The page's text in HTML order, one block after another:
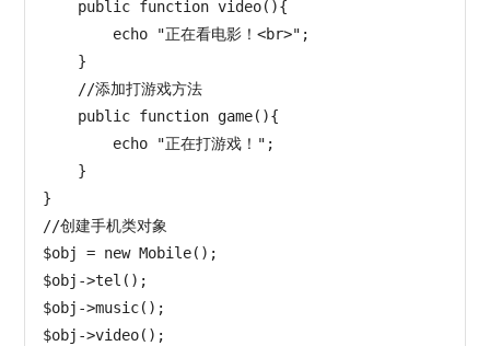
    public function video(){
        echo "正在看电影！<br>";
    }
    //添加打游戏方法
    public function game(){
        echo "正在打游戏！";
    }
}
//创建手机类对象
$obj = new Mobile();
$obj->tel();
$obj->music();
$obj->video();